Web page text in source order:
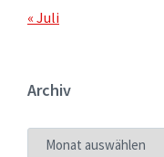
« Juli
Archiv
ARCHIV